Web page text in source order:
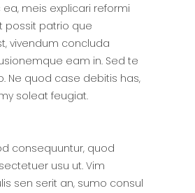
meis explicari reformi
possit patrio que
vivendum concluda
eam in. Sed te
Ne quod case debitis has,
soleat feugiat.
consequuntur, quod
usu ut. Vim
sen serit an, sumo consul